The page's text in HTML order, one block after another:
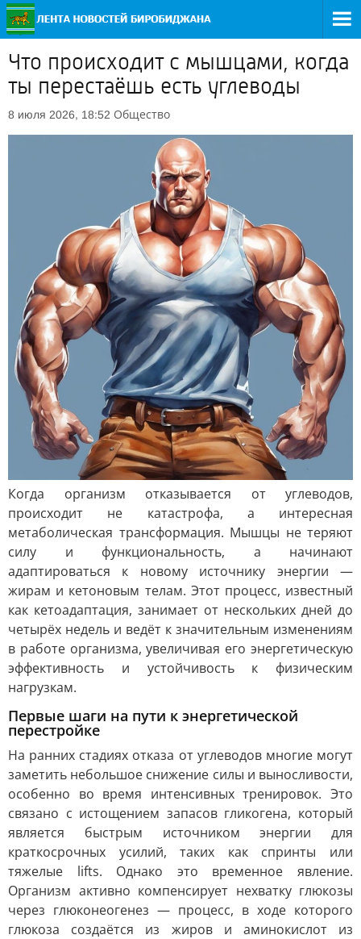
Что происходит с мышцами, когда
ты перестаёшь есть углеводы
8 июля 2026, 18:52 Общество
Когда организм отказывается от углеводов,
происходит не катастрофа, а интересная
метаболическая трансформация. Мышцы не теряют
силу и функциональность, а начинают
адаптироваться к новому источнику энергии —
жирам и кетоновым телам. Этот процесс, известный
как кетоадаптация, занимает от нескольких дней до
четырёх недель и ведёт к значительным изменениям
в работе организма, увеличивая его энергетическую
эффективность и устойчивость к физическим
нагрузкам.
Первые шаги на пути к энергетической
перестройке
На ранних стадиях отказа от углеводов многие могут
заметить небольшое снижение силы и выносливости,
особенно во время интенсивных тренировок. Это
связано с истощением запасов гликогена, который
является быстрым источником энергии для
краткосрочных усилий, таких как спринты или
тяжелые lifts. Однако это временное явление.
Организм активно компенсирует нехватку глюкозы
через глюконеогенез — процесс, в ходе которого
глюкоза создаётся из жиров и аминокислот из